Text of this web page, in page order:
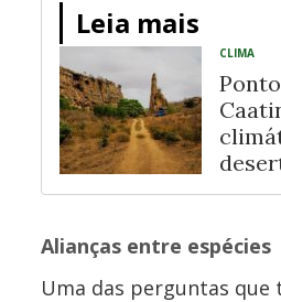
Leia mais
CLIMA
Alianças entre espécies
Uma das perguntas que